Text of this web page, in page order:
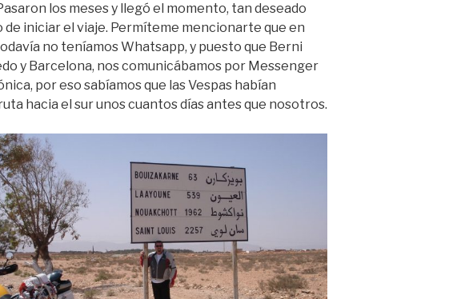
los meses y llegó el momento, tan deseado
de iniciar el viaje. Permíteme mencionarte que en
no teníamos Whatsapp, y puesto que Berni
y Barcelona, nos comunicábamos por Messenger
por eso sabíamos que las Vespas habían
hacia el sur unos cuantos días antes que nosotros.